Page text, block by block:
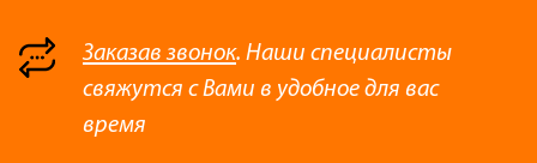
Заказав звонок. Наши специалисты
свяжутся с Вами в удобное для вас
время